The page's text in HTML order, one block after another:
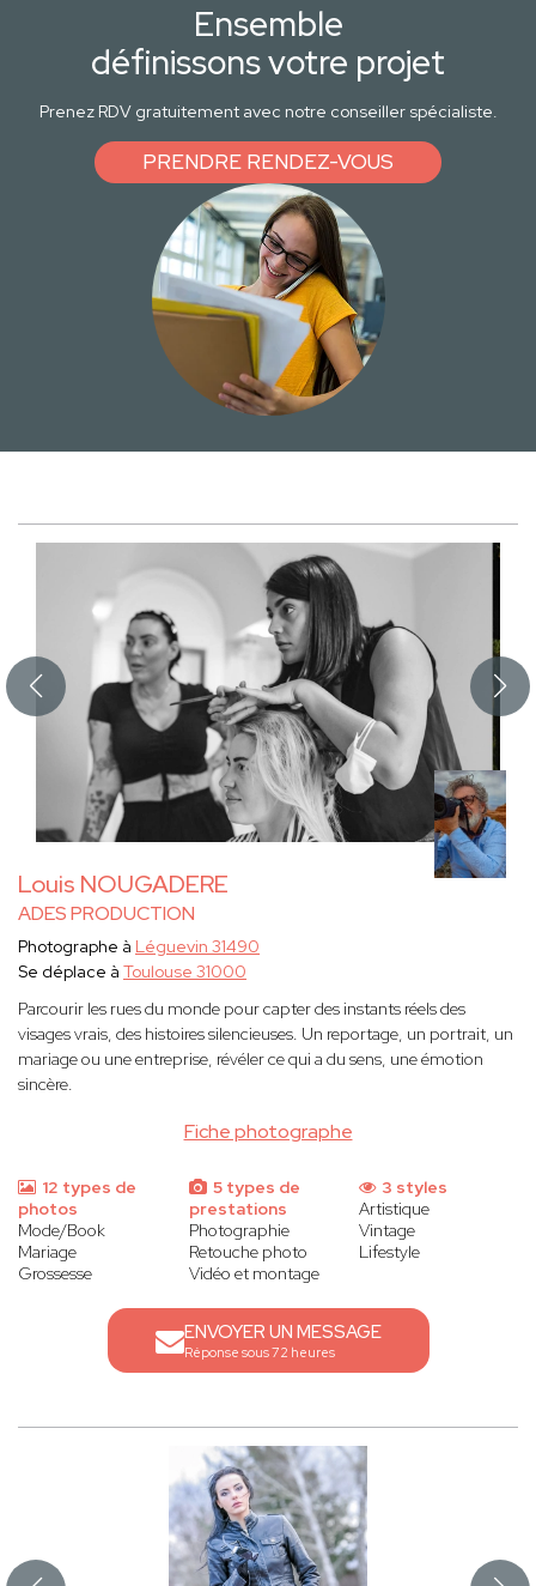
Ensemble
définissons votre projet
Prenez RDV gratuitement avec notre conseiller spécialiste.
PRENDRE RENDEZ-VOUS
Louis NOUGADERE
ADES PRODUCTION
Fiche photographe
Photographe à Léguevin 31490
Se déplace à Toulouse 31000
Parcourir les rues du monde pour capter des instants réels des
visages vrais, des histoires silencieuses. Un reportage, un portrait, un
mariage ou une entreprise, révéler ce qui a du sens, une émotion
sincère.
12 types de
photos
Mode/Book
Mariage
Grossesse
5 types de
prestations
Photographie
Retouche photo
Vidéo et montage
3 styles
Artistique
Vintage
Lifestyle
ENVOYER UN MESSAGE
Réponse sous 72 heures